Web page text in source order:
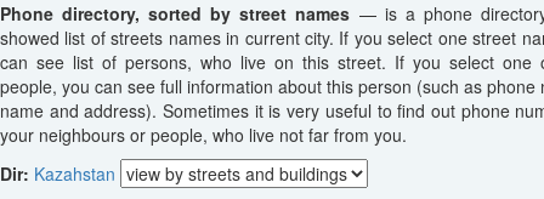
Phone directory, sorted by street names — is a phone
showed list of streets names in current city. If you select one street
can see list of persons, who live on this street. If you select one
people, you can see full information about this person (such as phone
name and address). Sometimes it is very useful to find out phone
your neighbours or people, who live not far from you.
Dir: Kazahstan